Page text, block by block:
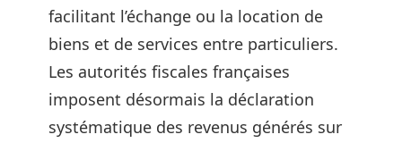
facilitant l’échange ou la location de
biens et de services entre particuliers.
Les autorités fiscales françaises
imposent désormais la déclaration
systématique des revenus générés sur